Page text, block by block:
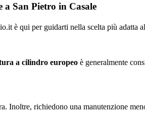
San Pietro in Casale
è qui per guidarti nella scelta più adatta
a cilindro europeo è generalmente
Inoltre, richiedono una manutenzione